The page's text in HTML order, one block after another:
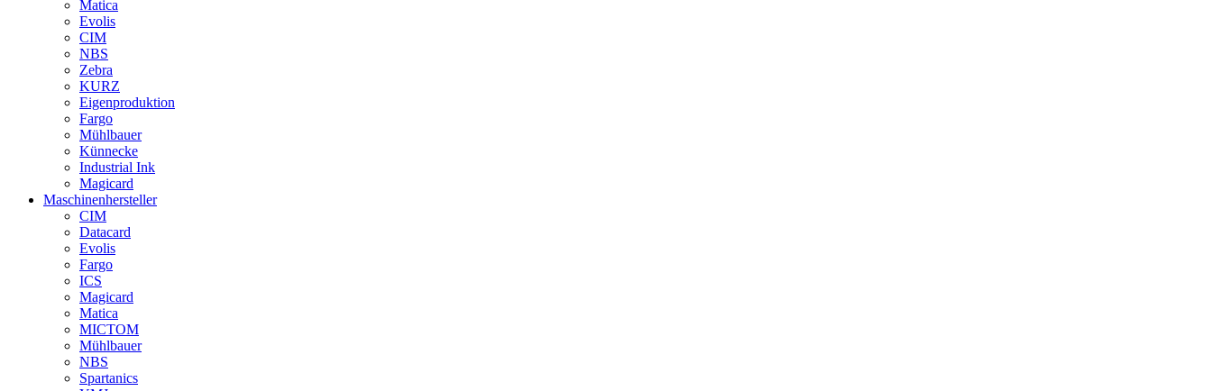
Matica
Evolis
CIM
NBS
Zebra
KURZ
Eigenproduktion
Fargo
Mühlbauer
Künnecke
Industrial Ink
Magicard
Maschinenhersteller
CIM
Datacard
Evolis
Fargo
ICS
Magicard
Matica
MICTOM
Mühlbauer
NBS
Spartanics